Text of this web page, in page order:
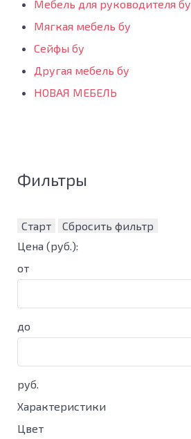
Мебель для руководителя бу
Мягкая мебель бу
Сейфы бу
Другая мебель бу
НОВАЯ МЕБЕЛЬ
Фильтры
Старт
Сбросить фильтр
Цена (руб.):
от
до
руб.
Характеристики
Цвет